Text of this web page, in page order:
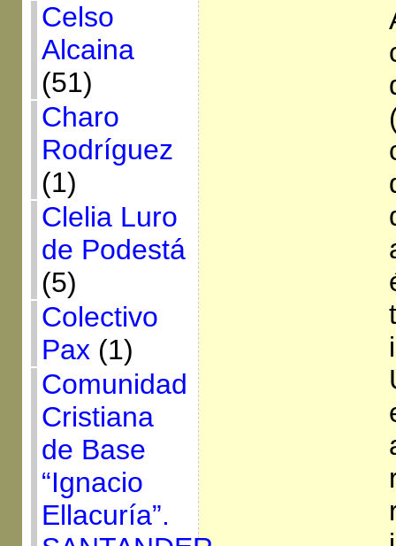
Celso
Alcaina
(51)
Charo
Rodríguez
(1)
Clelia Luro
de Podestá
(5)
Colectivo
Pax (1)
Comunidad
Cristiana
de Base
“Ignacio
Ellacuría”.